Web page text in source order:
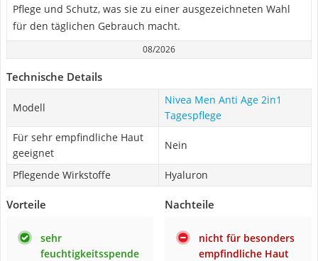
Pflege und Schutz, was sie zu einer ausgezeichneten Wahl
für den täglichen Gebrauch macht.
08/2026
Technische Details
Modell
Nivea Men Anti Age 2in1
Tagespflege
Für sehr empfindliche Haut
geeignet
Nein
Pflegende Wirkstoffe Hyaluron
Vorteile
sehr
feuchtigkeitsspende
Nachteile
nicht für besonders
empfindliche Haut